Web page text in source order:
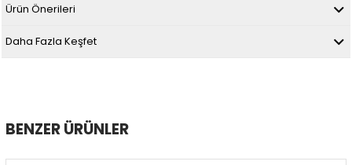
Ürün Önerileri
Daha Fazla Keşfet
BENZER ÜRÜNLER